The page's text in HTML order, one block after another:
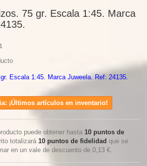
75 gr. Escala 1:45. Marca
Escala 1:45. Marca Juweela. Ref: 24135.
¡Últimos artículos en inventario!
puede obtener hasta 10 puntos de
totalizará 10 puntos de fidelidad que se
en un vale de descuento de 0,13 €.